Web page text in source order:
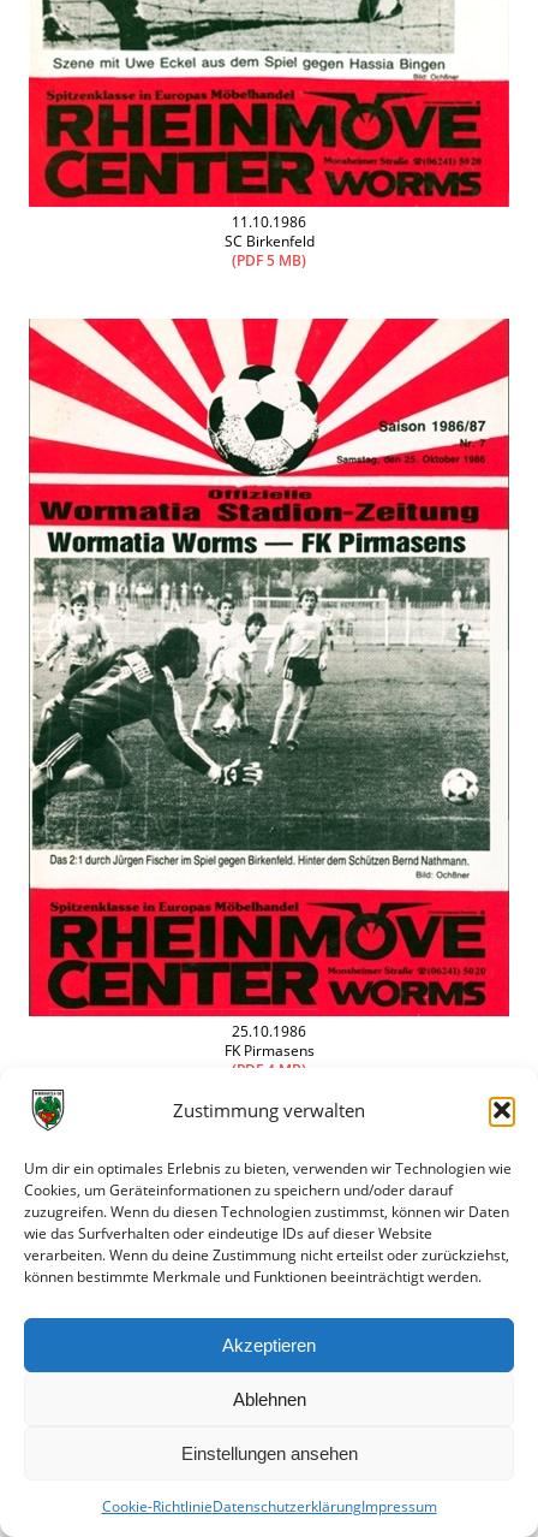
Zustimmung verwalten
Um dir ein optimales Erlebnis zu bieten, verwenden wir Technologien wie
Cookies, um Geräteinformationen zu speichern und/oder darauf
zuzugreifen. Wenn du diesen Technologien zustimmst, können wir Daten
wie das Surfverhalten oder eindeutige IDs auf dieser Website
verarbeiten. Wenn du deine Zustimmung nicht erteilst oder zurückziehst,
können bestimmte Merkmale und Funktionen beeinträchtigt werden.
Akzeptieren
Ablehnen
Einstellungen ansehen
Cookie-RichtlinieDatenschutzerklärungImpressum
11.10.1986
SC Birkenfeld
(PDF 5 MB)
25.10.1986
FK Pirmasens
(PDF 4 MB)